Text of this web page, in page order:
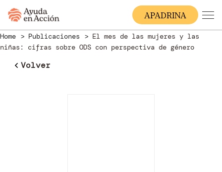
APADRINA
Home Publicaciones
El mes de las mujeres y las
niñas: cifras sobre ODS con perspectiva de género
Volver